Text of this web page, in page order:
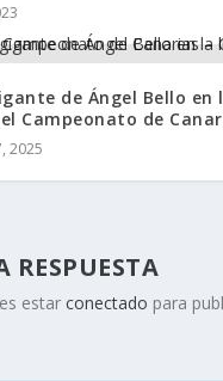
de Ángel Bello en
Campeonato de
2025
RESPUESTA
estarconectado para